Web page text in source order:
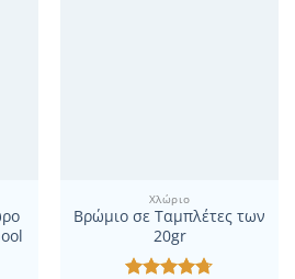
Χλώριο
Βρώμιο σε Ταμπλέτες των
20gr